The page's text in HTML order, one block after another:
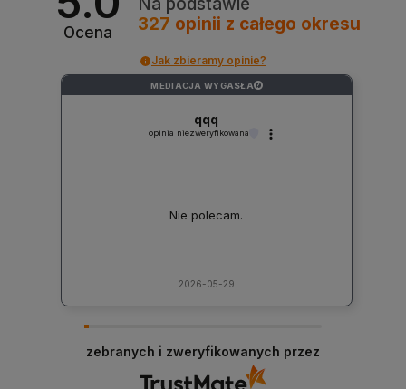
Ocena
327 opinii z całego okresu
Jak zbieramy opinie?
MEDIACJA WYGASŁA ?
qqq
opinia niezweryfikowana
Nie polecam.
2026-05-29
zebranych i zweryfikowanych przez